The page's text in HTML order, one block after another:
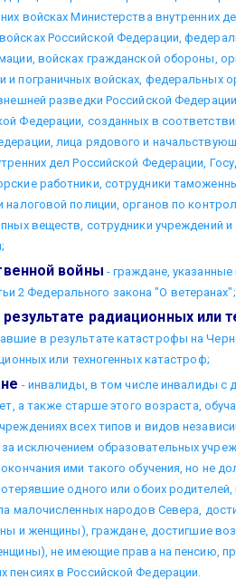
войсках Министерства внутренних
Российской Федерации,
войсках гражданской обороны,
пограничных войсках, федеральных
разведки Российской
Федерации, созданных в
лица рядового и
дел Российской Федерации,
работники, сотрудники
налоговой полиции, органов по
веществ, сотрудники учреждений и
войны - граждане, указанные
2 Федерального закона "О ветеранах";
радиационных или
в результате катастрофы на
или техногенных катастроф;
- инвалиды, в том числе инвалиды с
а также старше этого возраста,
всех типов и видов
исключением образовательных
ими такого обучения, но не
одного или обоих
малочисленных народов Севера,
и женщины), граждане, достигшие
не имеющие права на пенсию,
в Российской Федерации.